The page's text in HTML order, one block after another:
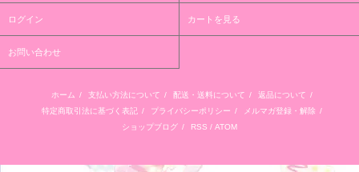
ログイン カートを見る
お問い合わせ
ホーム / 支払い方法について / 配送・送料について / 返品について /
特定商取引法に基づく表記 / プライバシーポリシー / メルマガ登録・解除 /
ショップブログ / RSS / ATOM